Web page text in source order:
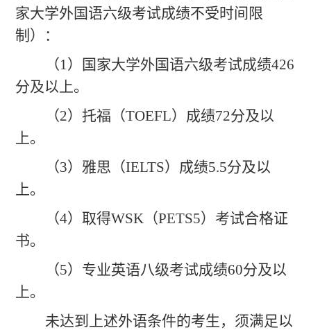
家大学外国语六级考试成绩不受时间限
制）：
（1）国家大学外国语六级考试成绩426
分及以上。
（2）托福（TOEFL）成绩72分及以
上。
（3）雅思（IELTS）成绩5.5分及以
上。
（4）取得WSK（PETS5）考试合格证
书。
（5）专业英语八级考试成绩60分及以
上。
未达到上述外语条件的考生，须满足以